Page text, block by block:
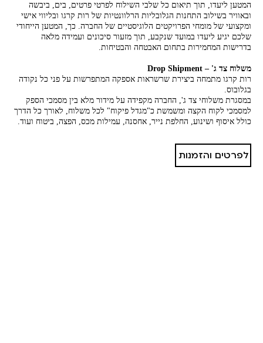
המטען ליעדו, תוך תיאום כל שלבי השילוח לפרטי פרטים, בים, ביבשה
ובאוויר בשילוב התחנות הגלובליות הרלוונטיות של רות קרגו ובליווי אישי
ומקצועי של מומחי הפרויקטים הלוגיסטיים של החברה. כך, המטען הייחודי
שלכם יגיע ליעדו במועד שנקבע, תוך מזעור סיכונים ועמידה מלאה
בדרישות המחמירות בתחום האבטחה והבטיחות.
משלוח צד ג' – Drop Shipment
רות קרגו מתמחה ביצירת שרשראות אספקה המתפרשות על פני כל נקודה
בגלובוס.
במסגרת משלוחי צד ג', החברה מקפידה על מידור מלא בין מסמכי הספק
למסמכי לקוח הקצה ומשמשת כ"מגדל פיקוח" לכל משלוח, לאורך כל הדרך
כולל איסוף ושינוע, החלפת נייר, אחסנה, עמילות מכס, הפצה, ביטוח ועוד.
לפרטים והזמנות